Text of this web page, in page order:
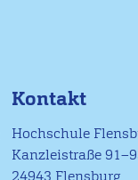
Kontakt
Hochschule
Kanzleistraße
24943 Flensburg